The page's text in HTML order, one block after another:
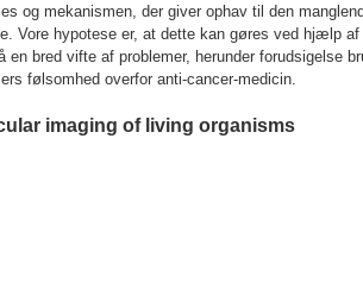
og mekanismen, der giver ophav til den
Vore hypotese er, at dette kan gøres ved hjælp af
en bred vifte af problemer, herunder forudsigelse
følsomhed overfor anti-cancer-medicin.
imaging of living organisms